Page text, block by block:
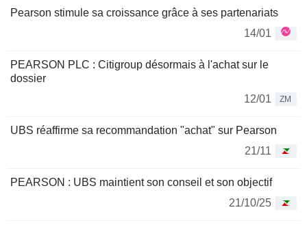
Pearson stimule sa croissance grâce à ses partenariats
14/01
PEARSON PLC : Citigroup désormais à l'achat sur le
dossier
12/01
ZM
UBS réaffirme sa recommandation "achat" sur Pearson
21/11
PEARSON : UBS maintient son conseil et son objectif
21/10/25